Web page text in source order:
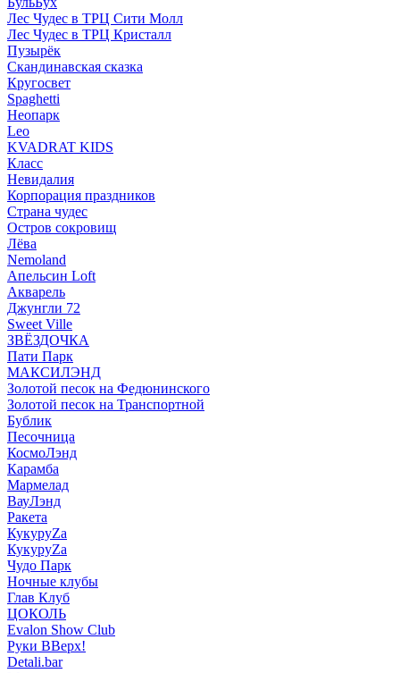
Лес Чудес в ТРЦ Сити Молл
Лес Чудес в ТРЦ Кристалл
Пузырëк
Скандинавская сказка
Кругосвет
Spaghetti
Неопарк
Leo
KVADRAT KIDS
Класс
Невидалия
Корпорация праздников
Страна чудес
Остров сокровищ
Лёва
Nemoland
Апельсин Loft
Акварель
Джунгли 72
Sweet Ville
ЗВЁЗДОЧКА
Пати Парк
МАКСИЛЭНД
Золотой песок на Федюнинского
Золотой песок на Транспортной
Бублик
Песочница
КосмоЛэнд
Карамба
Мармелад
ВауЛэнд
Ракета
КукуруZа
КукуруZа
Чудо Парк
Ночные клубы
Глав Клуб
ЦОКОЛЬ
Evalon Show Club
Руки ВВерх!
Detali.bar